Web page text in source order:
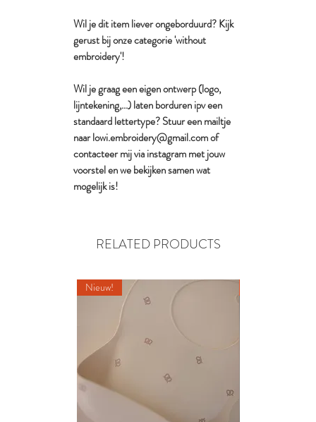
Wil je dit item liever ongeborduurd? Kijk
gerust bij onze categorie 'without
embroidery'!
Wil je graag een eigen ontwerp (logo,
lijntekening,...) laten borduren ipv een
standaard lettertype? Stuur een mailtje
naar lowi.embroidery@gmail.com of
contacteer mij via instagram met jouw
voorstel en we bekijken samen wat
mogelijk is!
RELATED PRODUCTS
Nieuw!